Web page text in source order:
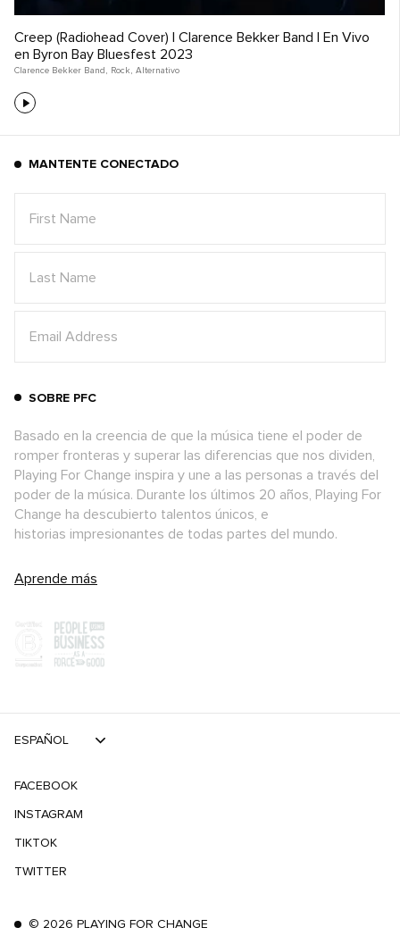
Creep (Radiohead Cover) | Clarence Bekker Band | En Vivo
en Byron Bay Bluesfest 2023
Clarence Bekker Band , Rock , Alternativo
MANTENTE CONECTADO
SOBRE PFC
Basado en la creencia de que la música tiene el poder de
romper fronteras y superar las diferencias que nos dividen,
Playing For Change inspira y une a las personas a través del
poder de la música. Durante los últimos 20 años, Playing For
Change ha descubierto talentos únicos, e
historias impresionantes de todas partes del mundo.
Aprende más
© 2026 PLAYING FOR CHANGE
FACEBOOK
INSTAGRAM
TIKTOK
TWITTER
ESPAÑOL